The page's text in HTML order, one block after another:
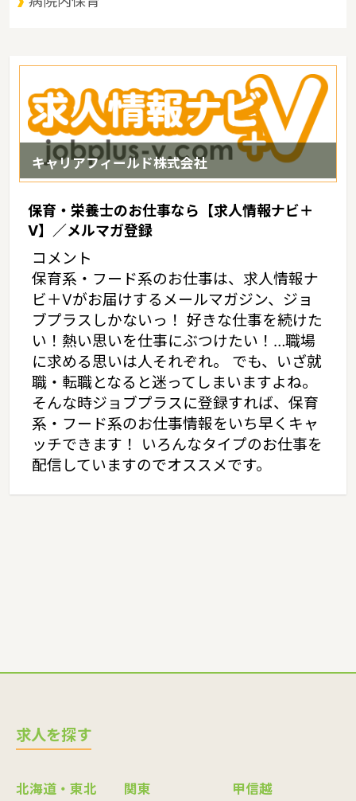
キャリアフィールド株式会社
保育・栄養士のお仕事なら【求人情報ナビ＋
V】／メルマガ登録
コメント
保育系・フード系のお仕事は、求人情報ナ
ビ＋Vがお届けするメールマガジン、ジョ
ブプラスしかないっ！ 好きな仕事を続けた
い！熱い思いを仕事にぶつけたい！…職場
に求める思いは人それぞれ。 でも、いざ就
職・転職となると迷ってしまいますよね。
そんな時ジョブプラスに登録すれば、保育
系・フード系のお仕事情報をいち早くキャ
ッチできます！ いろんなタイプのお仕事を
配信していますのでオススメです。
求人を探す
北海道・東北 関東 甲信越